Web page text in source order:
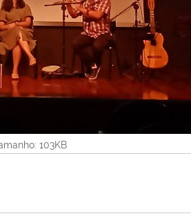
: 103KB